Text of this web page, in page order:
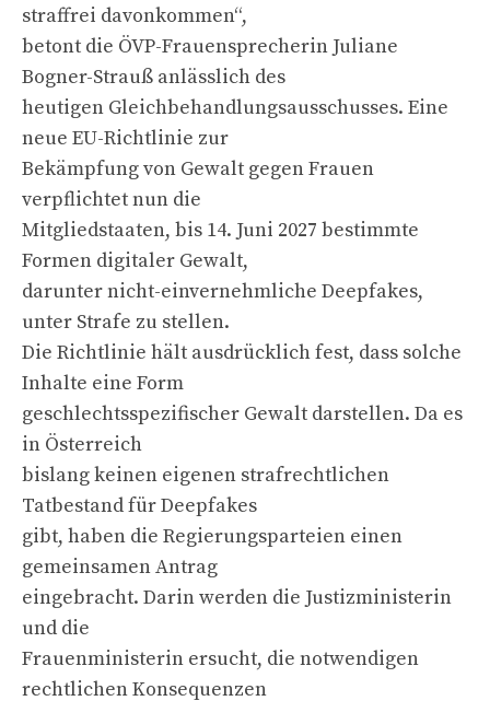
straffrei davonkommen“,
betont die ÖVP-Frauensprecherin Juliane
Bogner-Strauß anlässlich des
heutigen Gleichbehandlungsausschusses. Eine
neue EU-Richtlinie zur
Bekämpfung von Gewalt gegen Frauen
verpflichtet nun die
Mitgliedstaaten, bis 14. Juni 2027 bestimmte
Formen digitaler Gewalt,
darunter nicht-einvernehmliche Deepfakes,
unter Strafe zu stellen.
Die Richtlinie hält ausdrücklich fest, dass solche
Inhalte eine Form
geschlechtsspezifischer Gewalt darstellen. Da es
in Österreich
bislang keinen eigenen strafrechtlichen
Tatbestand für Deepfakes
gibt, haben die Regierungsparteien einen
gemeinsamen Antrag
eingebracht. Darin werden die Justizministerin
und die
Frauenministerin ersucht, die notwendigen
rechtlichen Konsequenzen